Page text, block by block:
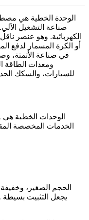
الوحدة الخطية هي
صناعة التشغيل
الكهربائية. وهو عنصر
أو الكرة المسمار لدفع
في صناعة الأتمتة،
ومعدات الطاقة
للسيارات، والسكك
الوحدات الخطية
الحجم الصغير،
يجعل التثبيت